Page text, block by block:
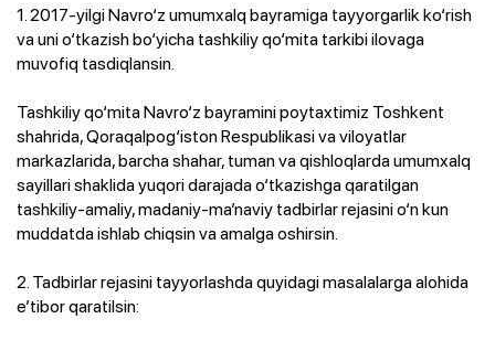
1. 2017-yilgi Navro‘z umumxalq bayramiga tayyorgarlik ko‘rish
va uni o‘tkazish bo‘yicha tashkiliy qo‘mita tarkibi ilovaga
muvofiq tasdiqlansin.
Tashkiliy qo‘mita Navro‘z bayramini poytaxtimiz Toshkent
shahrida, Qoraqalpog‘iston Respublikasi va viloyatlar
markazlarida, barcha shahar, tuman va qishloqlarda umumxalq
sayillari shaklida yuqori darajada o‘tkazishga qaratilgan
tashkiliy-amaliy, madaniy-ma’naviy tadbirlar rejasini o‘n kun
muddatda ishlab chiqsin va amalga oshirsin.
2. Tadbirlar rejasini tayyorlashda quyidagi masalalarga alohida
e’tibor qaratilsin: